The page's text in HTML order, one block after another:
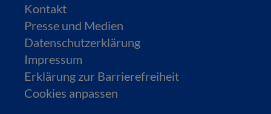
Kontakt
Presse und Medien
Datenschutzerklärung
Impressum
Erklärung zur Barrierefreiheit
Cookies anpassen